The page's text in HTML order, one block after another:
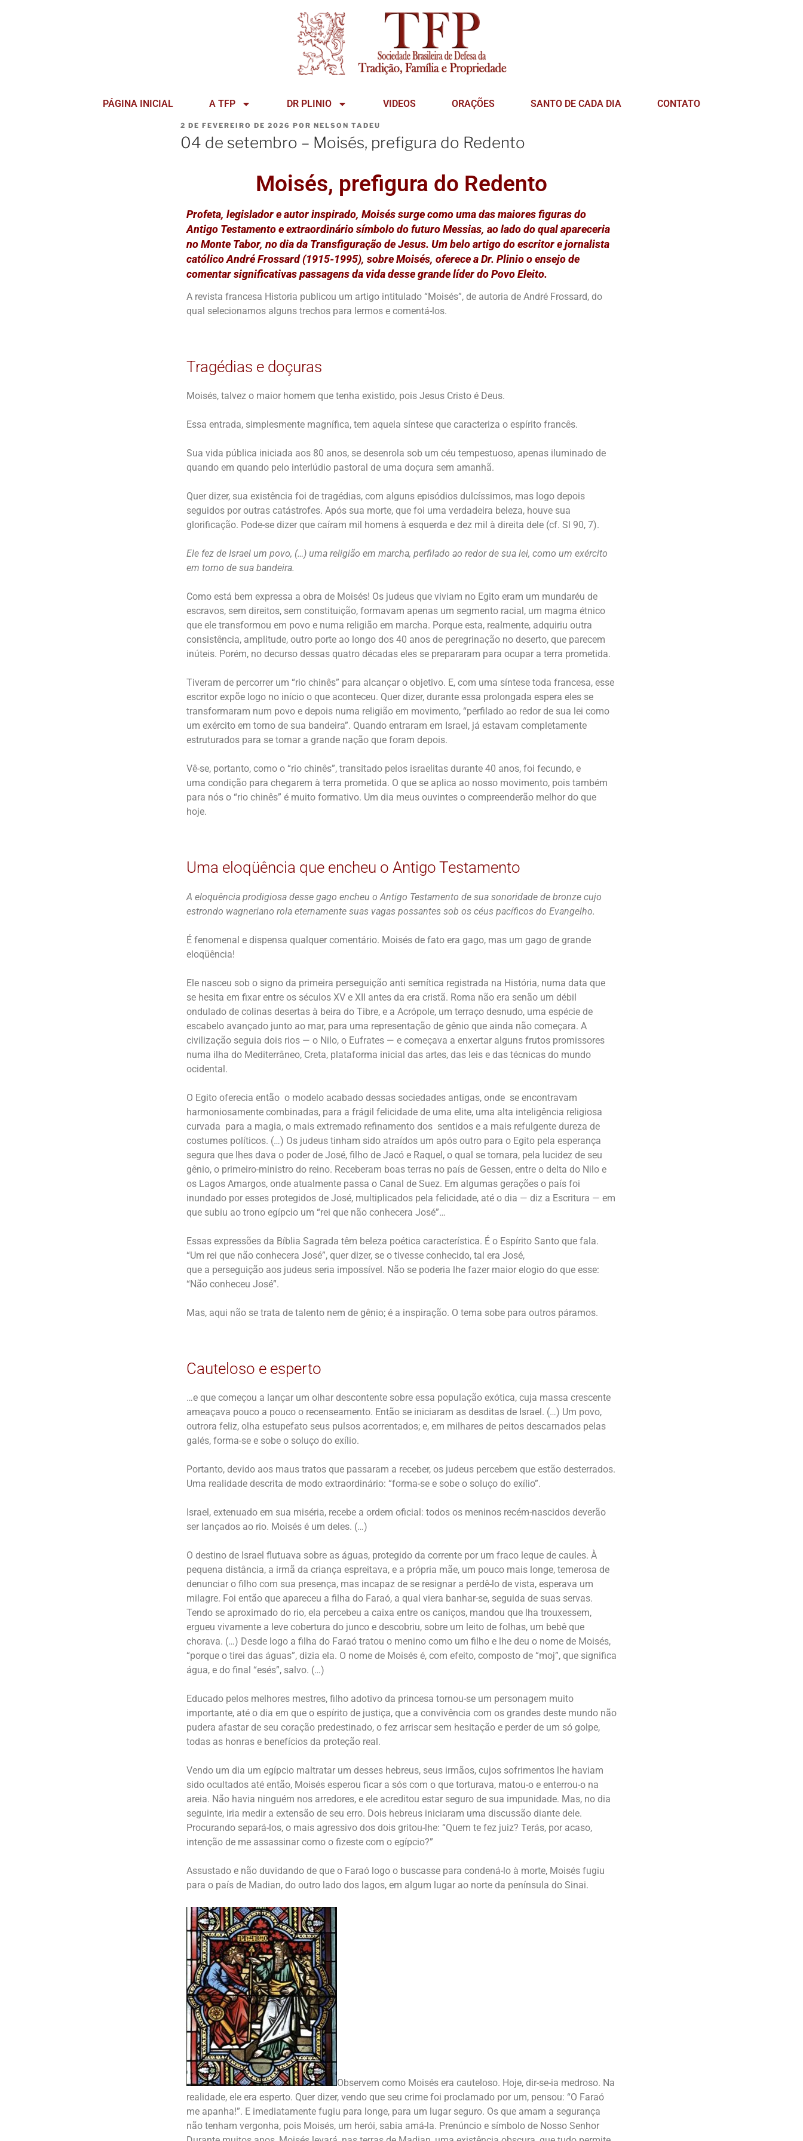
PÁGINA INICIAL A TFP DR PLINIO VIDEOS ORAÇÕES SANTO DE CADA DIA CONTATO
2 DE FEVEREIRO DE 2026 POR NELSON TADEU
04 de setembro – Moisés, prefigura do Redento
Moisés, prefigura do Redento
Profeta, legislador e autor inspirado, Moisés surge como uma das maiores figuras do
Antigo Testamento e extraordinário símbolo do futuro Messias, ao lado do qual apareceria
no Monte Tabor, no dia da Transfiguração de Jesus. Um belo artigo do escritor e jornalista
católico André Frossard (1915-1995), sobre Moisés, oferece a Dr. Plinio o ensejo de
comentar significativas passagens da vida desse grande líder do Povo Eleito.
A revista francesa Historia publicou um artigo intitulado “Moisés”, de autoria de André Frossard, do
qual selecionamos alguns trechos para lermos e comentá-los.
Tragédias e doçuras
Moisés, talvez o maior homem que tenha existido, pois Jesus Cristo é Deus.
Essa entrada, simplesmente magnífica, tem aquela síntese que caracteriza o espírito francês.
Sua vida pública iniciada aos 80 anos, se desenrola sob um céu tempestuoso, apenas iluminado de
quando em quando pelo interlúdio pastoral de uma doçura sem amanhã.
Quer dizer, sua existência foi de tragédias, com alguns episódios dulcíssimos, mas logo depois
seguidos por outras catástrofes. Após sua morte, que foi uma verdadeira beleza, houve sua
glorificação. Pode-se dizer que caíram mil homens à esquerda e dez mil à direita dele (cf. Sl 90, 7).
Ele fez de Israel um povo, (…) uma religião em marcha, perfilado ao redor de sua lei, como um exército
em torno de sua bandeira.
Como está bem expressa a obra de Moisés! Os judeus que viviam no Egito eram um mundaréu de
escravos, sem direitos, sem constituição, formavam apenas um segmento racial, um magma étnico
que ele transformou em povo e numa religião em marcha. Porque esta, realmente, adquiriu outra
consistência, amplitude, outro porte ao longo dos 40 anos de peregrinação no deserto, que parecem
inúteis. Porém, no decurso dessas quatro décadas eles se prepararam para ocupar a terra prometida.
Tiveram de percorrer um “rio chinês” para alcançar o objetivo. E, com uma síntese toda francesa, esse
escritor expõe logo no início o que aconteceu. Quer dizer, durante essa prolongada espera eles se
transformaram num povo e depois numa religião em movimento, “perfilado ao redor de sua lei como
um exército em torno de sua bandeira”. Quando entraram em Israel, já estavam completamente
estruturados para se tornar a grande nação que foram depois.
Vê-se, portanto, como o “rio chinês”, transitado pelos israelitas durante 40 anos, foi fecundo, e
uma condição para chegarem à terra prometida. O que se aplica ao nosso movimento, pois também
para nós o “rio chinês” é muito formativo. Um dia meus ouvintes o compreenderão melhor do que
hoje.
Uma eloqüência que encheu o Antigo Testamento
A eloquência prodigiosa desse gago encheu o Antigo Testamento de sua sonoridade de bronze cujo
estrondo wagneriano rola eternamente suas vagas possantes sob os céus pacíficos do Evangelho.
É fenomenal e dispensa qualquer comentário. Moisés de fato era gago, mas um gago de grande
eloqüência!
Ele nasceu sob o signo da primeira perseguição anti semítica registrada na História, numa data que
se hesita em fixar entre os séculos XV e XII antes da era cristã. Roma não era senão um débil
ondulado de colinas desertas à beira do Tibre, e a Acrópole, um terraço desnudo, uma espécie de
escabelo avançado junto ao mar, para uma representação de gênio que ainda não começara. A
civilização seguia dois rios — o Nilo, o Eufrates — e começava a enxertar alguns frutos promissores
numa ilha do Mediterrâneo, Creta, plataforma inicial das artes, das leis e das técnicas do mundo
ocidental.
O Egito oferecia então o modelo acabado dessas sociedades antigas, onde se encontravam
harmoniosamente combinadas, para a frágil felicidade de uma elite, uma alta inteligência religiosa
curvada para a magia, o mais extremado refinamento dos sentidos e a mais refulgente dureza de
costumes políticos. (…) Os judeus tinham sido atraídos um após outro para o Egito pela esperança
segura que lhes dava o poder de José, filho de Jacó e Raquel, o qual se tornara, pela lucidez de seu
gênio, o primeiro-ministro do reino. Receberam boas terras no país de Gessen, entre o delta do Nilo e
os Lagos Amargos, onde atualmente passa o Canal de Suez. Em algumas gerações o país foi
inundado por esses protegidos de José, multiplicados pela felicidade, até o dia — diz a Escritura — em
que subiu ao trono egípcio um “rei que não conhecera José”…
Essas expressões da Bíblia Sagrada têm beleza poética característica. É o Espírito Santo que fala.
“Um rei que não conhecera José”, quer dizer, se o tivesse conhecido, tal era José,
que a perseguição aos judeus seria impossível. Não se poderia lhe fazer maior elogio do que esse:
“Não conheceu José”.
Mas, aqui não se trata de talento nem de gênio; é a inspiração. O tema sobe para outros páramos.
Cauteloso e esperto
…e que começou a lançar um olhar descontente sobre essa população exótica, cuja massa crescente
ameaçava pouco a pouco o recenseamento. Então se iniciaram as desditas de Israel. (…) Um povo,
outrora feliz, olha estupefato seus pulsos acorrentados; e, em milhares de peitos descarnados pelas
galés, forma-se e sobe o soluço do exílio.
Portanto, devido aos maus tratos que passaram a receber, os judeus percebem que estão desterrados.
Uma realidade descrita de modo extraordinário: “forma-se e sobe o soluço do exílio”.
Israel, extenuado em sua miséria, recebe a ordem oficial: todos os meninos recém-nascidos deverão
ser lançados ao rio. Moisés é um deles. (…)
O destino de Israel flutuava sobre as águas, protegido da corrente por um fraco leque de caules. À
pequena distância, a irmã da criança espreitava, e a própria mãe, um pouco mais longe, temerosa de
denunciar o filho com sua presença, mas incapaz de se resignar a perdê-lo de vista, esperava um
milagre. Foi então que apareceu a filha do Faraó, a qual viera banhar-se, seguida de suas servas.
Tendo se aproximado do rio, ela percebeu a caixa entre os caniços, mandou que lha trouxessem,
ergueu vivamente a leve cobertura do junco e descobriu, sobre um leito de folhas, um bebê que
chorava. (…) Desde logo a filha do Faraó tratou o menino como um filho e lhe deu o nome de Moisés,
“porque o tirei das águas”, dizia ela. O nome de Moisés é, com efeito, composto de “moj”, que significa
água, e do final “esés”, salvo. (…)
Educado pelos melhores mestres, filho adotivo da princesa tornou-se um personagem muito
importante, até o dia em que o espírito de justiça, que a convivência com os grandes deste mundo não
pudera afastar de seu coração predestinado, o fez arriscar sem hesitação e perder de um só golpe,
todas as honras e benefícios da proteção real.
Vendo um dia um egípcio maltratar um desses hebreus, seus irmãos, cujos sofrimentos lhe haviam
sido ocultados até então, Moisés esperou ficar a sós com o que torturava, matou-o e enterrou-o na
areia. Não havia ninguém nos arredores, e ele acreditou estar seguro de sua impunidade. Mas, no dia
seguinte, iria medir a extensão de seu erro. Dois hebreus iniciaram uma discussão diante dele.
Procurando separá-los, o mais agressivo dos dois gritou-lhe: “Quem te fez juiz? Terás, por acaso,
intenção de me assassinar como o fizeste com o egípcio?”
Assustado e não duvidando de que o Faraó logo o buscasse para condená-lo à morte, Moisés fugiu
para o país de Madian, do outro lado dos lagos, em algum lugar ao norte da península do Sinai.
Observem como Moisés era cauteloso. Hoje, dir-se-ia medroso. Na
realidade, ele era esperto. Quer dizer, vendo que seu crime foi proclamado por um, pensou: “O Faraó
me apanha!”. E imediatamente fugiu para longe, para um lugar seguro. Os que amam a segurança
não tenham vergonha, pois Moisés, um herói, sabia amá-la. Prenúncio e símbolo de Nosso Senhor